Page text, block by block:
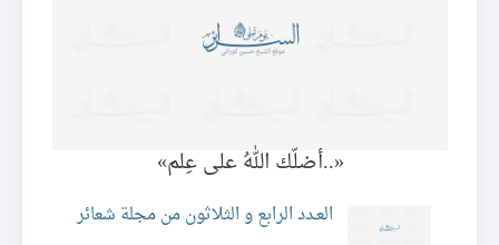
«..أضلّك اللهُ على عِلم»
العـدد الرابع و الثلاثون من مجلة شعائر